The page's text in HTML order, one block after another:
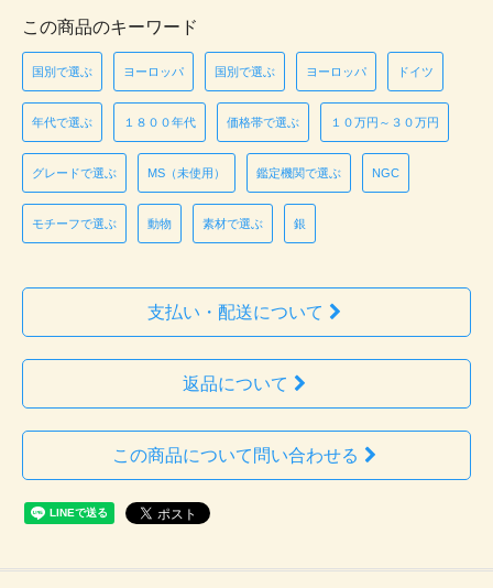
この商品のキーワード
国別で選ぶ ヨーロッパ 国別で選ぶ ヨーロッパ ドイツ
年代で選ぶ １８００年代 価格帯で選ぶ １０万円～３０万円
グレードで選ぶ MS（未使用） 鑑定機関で選ぶ NGC
モチーフで選ぶ 動物 素材で選ぶ 銀
支払い・配送について
返品について
この商品について問い合わせる